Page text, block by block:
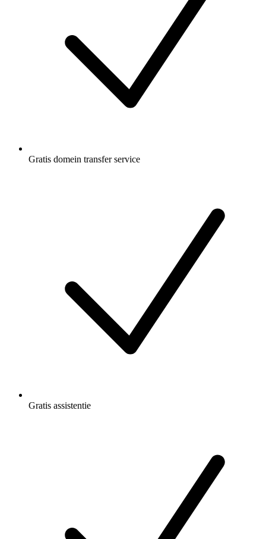
Gratis domein transfer service
Gratis assistentie